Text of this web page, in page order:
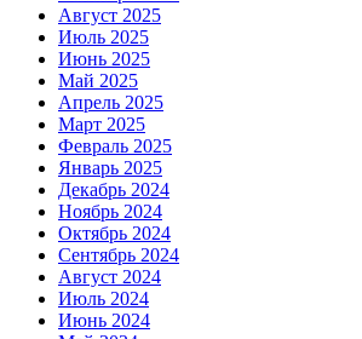
Август 2025
Июль 2025
Июнь 2025
Май 2025
Апрель 2025
Март 2025
Февраль 2025
Январь 2025
Декабрь 2024
Ноябрь 2024
Октябрь 2024
Сентябрь 2024
Август 2024
Июль 2024
Июнь 2024